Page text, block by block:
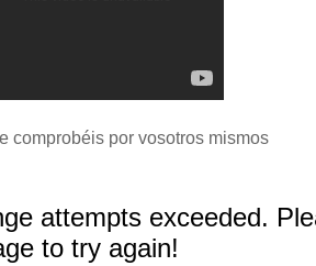
comprobéis por vosotros mismos